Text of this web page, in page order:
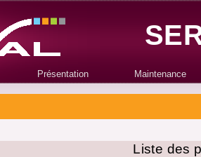
Présentation Maintenance
Liste des